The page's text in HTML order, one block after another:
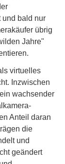
und bald nur
übrig
Jahre"
virtuelles
Inzwischen
wachsender
Anteil daran
die
und
geändert